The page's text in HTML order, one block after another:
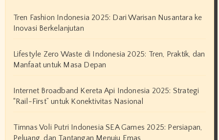
Tren Fashion Indonesia 2025: Dari Warisan Nusantara ke
Inovasi Berkelanjutan
Lifestyle Zero Waste di Indonesia 2025: Tren, Praktik, dan
Manfaat untuk Masa Depan
Internet Broadband Kereta Api Indonesia 2025: Strategi
“Rail-First” untuk Konektivitas Nasional
Timnas Voli Putri Indonesia SEA Games 2025: Persiapan,
Peluang, dan Tantangan Menuju Emas